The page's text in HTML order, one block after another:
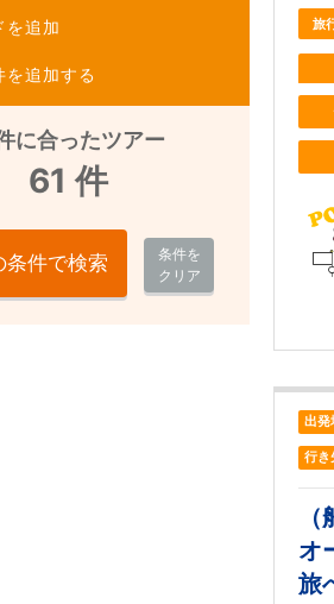
を追加
を追加する
に合ったツアー
61 件
条件で検索
条件を
クリア
旅
出発
行き
オ
旅